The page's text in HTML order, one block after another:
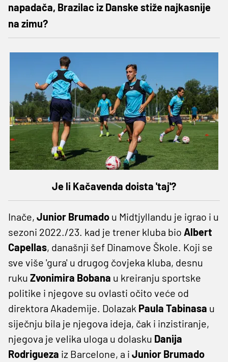
napadača, Brazilac iz Danske stiže najkasnije
na zimu?
Je li Kačavenda doista 'taj'?
Inače, Junior Brumado u Midtjyllandu je igrao i u
sezoni 2022./23. kad je trener kluba bio Albert
Capellas, današnji šef Dinamove Škole. Koji se
sve više 'gura' u drugog čovjeka kluba, desnu
ruku Zvonimira Bobana u kreiranju sportske
politike i njegove su ovlasti očito veće od
direktora Akademije. Dolazak Paula Tabinasa u
siječnju bila je njegova ideja, čak i inzistiranje,
njegova je velika uloga u dolasku Danija
Rodrigueza iz Barcelone, a i Junior Brumado